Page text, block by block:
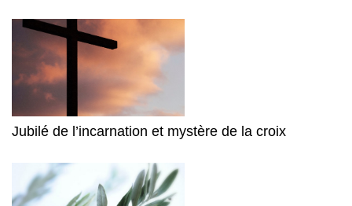
Jubilé de l’incarnation et mystère de la croix